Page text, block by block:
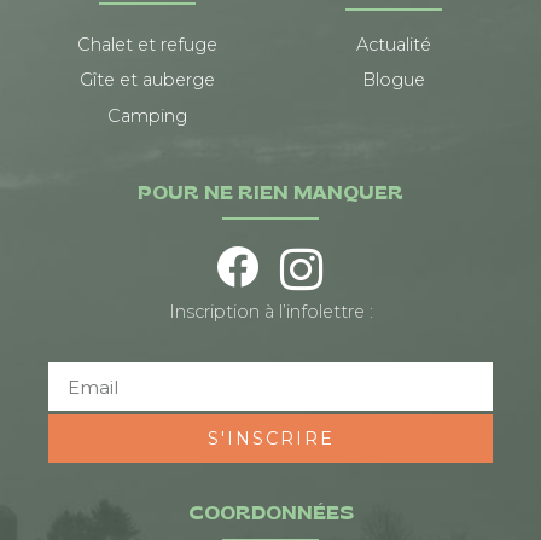
Chalet et refuge
Gîte et auberge
Camping
Actualité
Blogue
COORDONNÉES
POUR NE RIEN MANQUER
Inscription à l’infolettre :
S'INSCRIRE